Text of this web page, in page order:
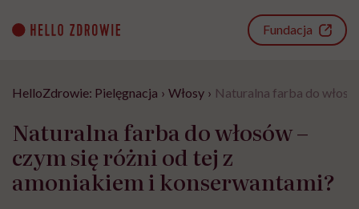
content
Fundacja
HelloZdrowie: Pielęgnacja › Włosy › Naturalna farba do
Naturalna farba do włosów –
czym się różni od tej z
amoniakiem i konserwantami?